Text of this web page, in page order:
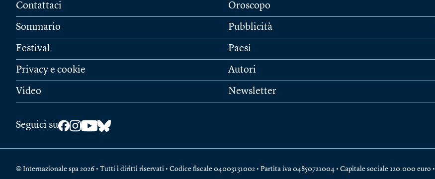
Contattaci
Sommario
Festival
Privacy e cookie
Video
Oroscopo
Pubblicità
Paesi
Autori
Newsletter
Seguici su
© Internazionale spa 2026 • Tutti i diritti riservati • Codice fiscale 04003131002 • Partita iva 04850721004 • Capitale sociale 120.000 euro •